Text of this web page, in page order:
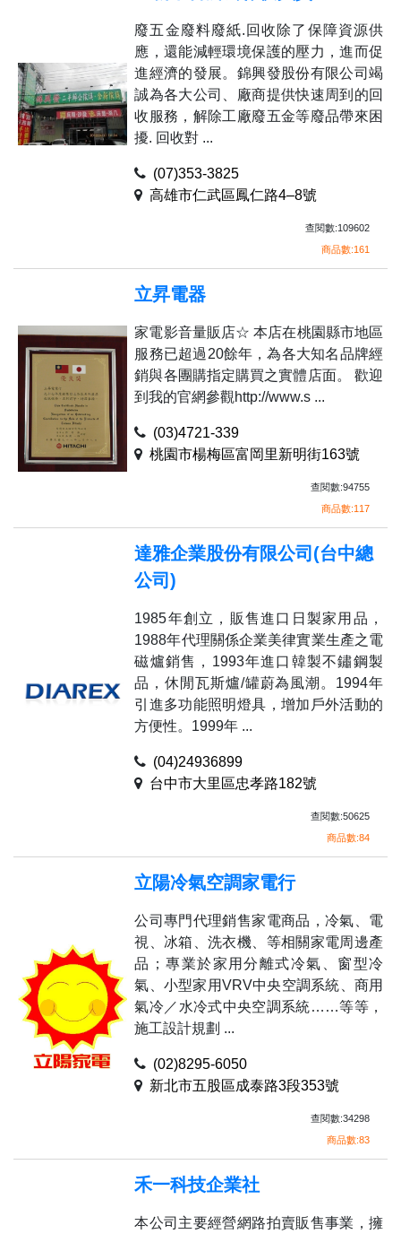
廢五金廢料廢紙.回收除了保障資源供
應，還能減輕環境保護的壓力，進而促
進經濟的發展。錦興發股份有限公司竭
誠為各大公司、廠商提供快速周到的回
收服務，解除工廠廢五金等廢品帶來困
擾. 回收對 ...
(07)353-3825
高雄市仁武區鳳仁路4–8號
查閱數:109602
商品數:161
立昇電器
家電影音量販店☆ 本店在桃園縣市地區
服務已超過20餘年，為各大知名品牌經
銷與各團購指定購買之實體店面。 歡迎
到我的官網參觀http://www.s ...
(03)4721-339
桃園市楊梅區富岡里新明街163號
查閱數:94755
商品數:117
達雅企業股份有限公司(台中總
公司)
1985年創立，販售進口日製家用品，
1988年代理關係企業美律實業生產之電
磁爐銷售，1993年進口韓製不鏽鋼製
品，休閒瓦斯爐/罐蔚為風潮。1994年
引進多功能照明燈具，增加戶外活動的
方便性。1999年 ...
(04)24936899
台中市大里區忠孝路182號
查閱數:50625
商品數:84
立陽冷氣空調家電行
公司專門代理銷售家電商品，冷氣、電
視、冰箱、洗衣機、等相關家電周邊產
品；專業於家用分離式冷氣、窗型冷
氣、小型家用VRV中央空調系統、商用
氣冷／水冷式中央空調系統……等等，
施工設計規劃 ...
(02)8295-6050
新北市五股區成泰路3段353號
查閱數:34298
商品數:83
禾一科技企業社
本公司主要經營網路拍賣販售事業，擁